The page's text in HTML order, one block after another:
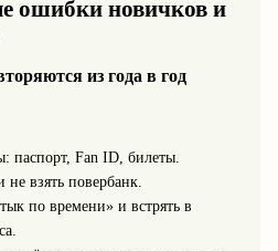
ошибки новичков и
из года в год
паспорт, Fan ID, билеты.
не взять повербанк.
по времени» и встрять в